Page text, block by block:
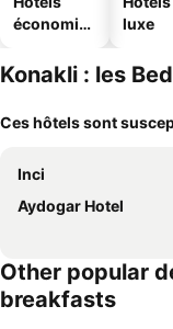
économiq
luxe
Konakli : les
Ces hôtels sont
Inci
Aydogar Hotel
Other popular
breakfasts